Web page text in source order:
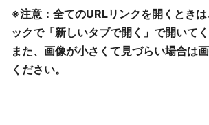
※注意：全てのURLリンクを開くとき
ックで「新しいタブで開く」で開いてく
また、画像が小さくて見づらい場合は
ください。